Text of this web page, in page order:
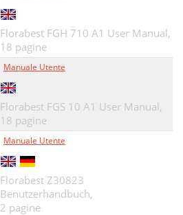
Florabest FGH 710 A1 User Manual,
18 pagine
Manuale Utente
Florabest FGS 10 A1 User Manual,
18 pagine
Manuale Utente
Florabest Z30823
Benutzerhandbuch,
2 pagine